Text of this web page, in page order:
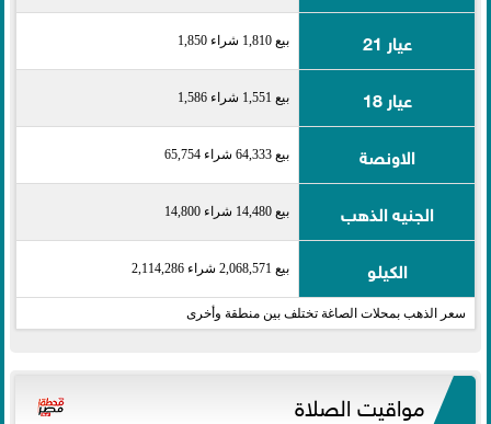
عيار 21 بيع 1,810 شراء 1,850
عيار 18 بيع 1,551 شراء 1,586
الاونصة بيع 64,333 شراء 65,754
الجنيه الذهب بيع 14,480 شراء 14,800
الكيلو بيع 2,068,571 شراء 2,114,286
سعر الذهب بمحلات الصاغة تختلف بين منطقة وأخرى
مواقيت الصلاة